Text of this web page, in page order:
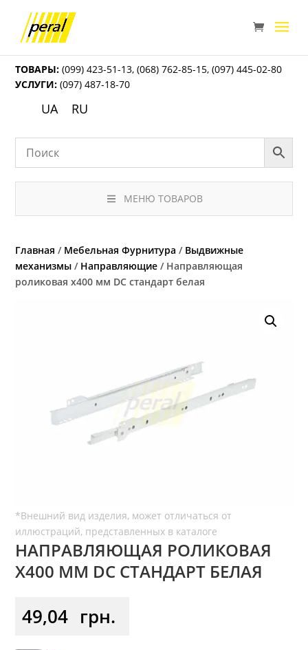
ТОВАРЫ: (099) 423-51-13,(068) 762-85-15,(097) 445-02-80
УСЛУГИ: (097) 487-18-70
UA RU
МЕНЮ ТОВАРОВ
Главная / Мебельная Фурнитура / Выдвижные
механизмы / Направляющие / Направляющая
роликовая x400 мм DC стандарт белая
НАПРАВЛЯЮЩАЯ РОЛИКОВАЯ
X400 ММ DC СТАНДАРТ БЕЛАЯ
49,04 грн.